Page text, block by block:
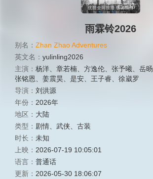
已完结
雨霖铃2026
别名： Zhan Zhao Adventures
英文名： yulinling2026
主演： 杨洋 章若楠 方逸伦 张予曦 岳旸
张铭恩
姜震昊 是安 王子睿
徐崴罗
导演： 刘洪源
年份： 2026年
地区： 大陆
类型： 剧情 武侠
古装
时长： 未知
上映： 2026-07-19 10:05:01
语言： 普通话
更新： 2026-05-30 18:06:07